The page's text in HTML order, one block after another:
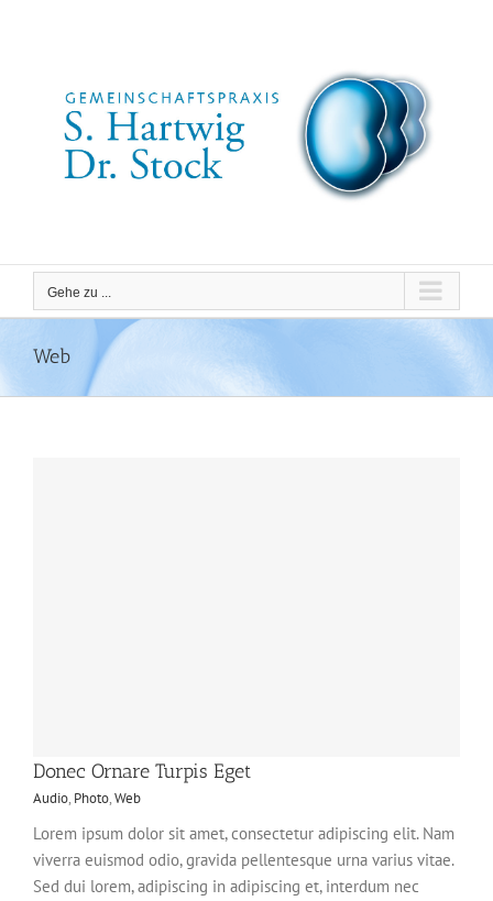
Gehe zu ...
Web
Donec Ornare Turpis Eget
Audio, Photo,Web
Lorem ipsum dolor sit amet, consectetur adipiscing elit. Nam
viverra euismod odio, gravida pellentesque urna varius vitae.
Sed dui lorem, adipiscing in adipiscing et, interdum nec